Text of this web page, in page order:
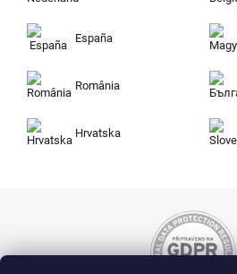
España
România
Hrvatska